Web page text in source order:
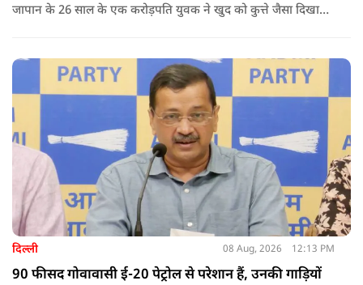
जापान के 26 साल के एक करोड़पति युवक ने खुद को कुत्ते जैसा दिखाने
करवाईं और अब वह कुत्ते की तरह दिखने, चलने और रहने की कोशिश
करता है.
दिल्ली 08 Aug, 2026 12:13 PM
90 फीसद गोवावासी ई-20 पेट्रोल से परेशान हैं, उनकी गाड़ियों